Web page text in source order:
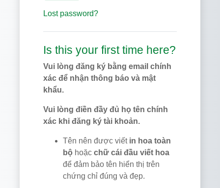
Lost password?
Is this your first time here?
Vui lòng đăng ký bằng email chính
xác để nhận thông báo và mật
khẩu.
Vui lòng điền đầy đủ họ tên chính
xác khi đăng ký tài khoản.
Tên nên được viết in hoa toàn
bộ hoặc chữ cái đầu viết hoa
để đảm bảo tên hiển thị trên
chứng chỉ đúng và đẹp.